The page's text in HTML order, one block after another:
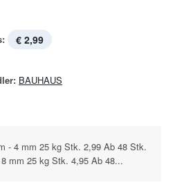
€ 2,99
BAUHAUS
- 4 mm 25 kg Stk. 2,99 Ab 48 Stk.
mm 25 kg Stk. 4,95 Ab 48...